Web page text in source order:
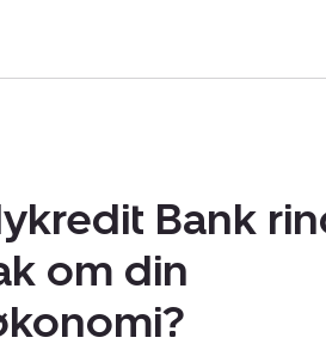
Bank
om din